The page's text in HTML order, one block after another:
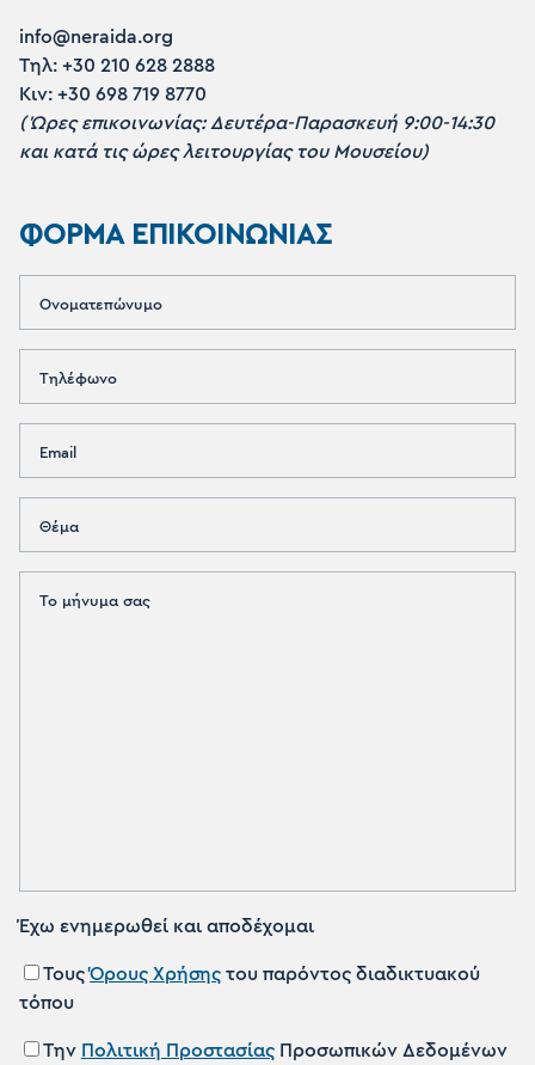
info@neraida.org
Τηλ: +30 210 628 2888
Κιν: +30 698 719 8770
(Ώρες επικοινωνίας: Δευτέρα-Παρασκευή 9:00-14:30
και κατά τις ώρες λειτουργίας του Μουσείου)
ΦΟΡΜΑ ΕΠΙΚΟΙΝΩΝΙΑΣ
Ονοματεπώνυμο
Τηλέφωνο
Email
Θέμα
Το μήνυμα σας
Έχω ενημερωθεί και αποδέχομαι
ΤουςΌρους Χρήσης του παρόντος διαδικτυακού
τόπου
Την Πολιτική Προστασίας Προσωπικών Δεδομένων